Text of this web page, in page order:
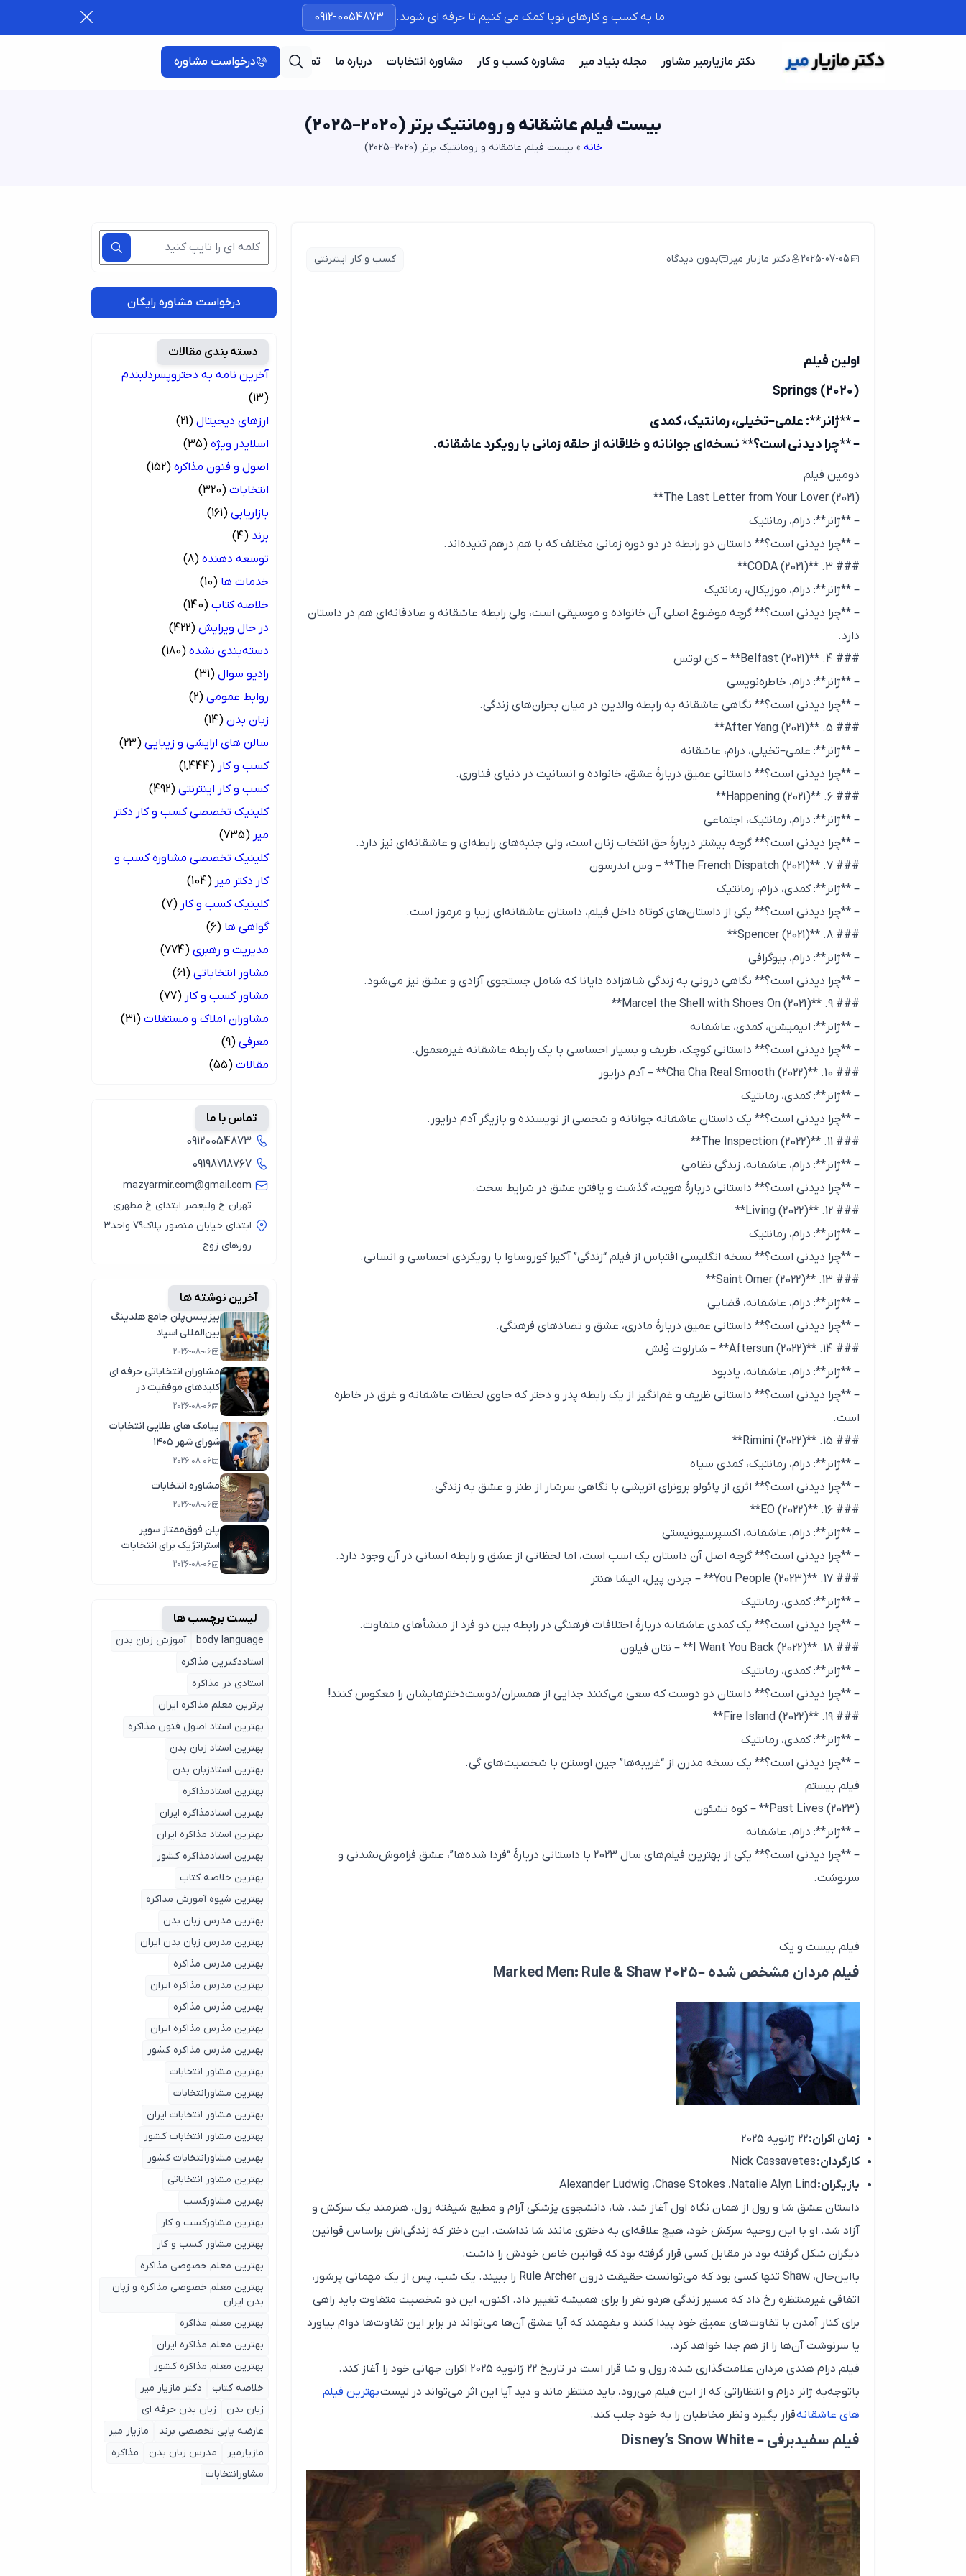
ما به کسب و کارهای نوپا کمک می کنیم تا حرفه ای شوند. 0912-0054873
دکتر مازیارمیر مشاور مجله بنیاد میر مشاوره کسب و کار مشاوره انتخابات درباره ما تماس با ما درخواست مشاوره
بیست فیلم عاشقانه و رومانتیک برتر (2020–2025)
خانه » بیست فیلم عاشقانه و رومانتیک برتر (2020–2025)
2025-07-05 دکتر مازیار میر بدون دیدگاه کسب و کار اینترنتی
اولین فیلم
– **ژانر**: علمی–تخیلی، رمانتیک، کمدی
– **چرا دیدنی است؟** نسخه‌ای جوانانه و خلاقانه از حلقه زمانی با رویکرد عاشقانه.
دومین فیلم
The Last Letter from Your Lover (2021)**
– **ژانر**: درام، رمانتیک
– **چرا دیدنی است؟** داستان دو رابطه در دو دوره زمانی مختلف که با هم درهم تنیده‌اند.
### 3. **CODA (2021)**
– **ژانر**: درام، موزیکال، رمانتیک
– **چرا دیدنی است؟** گرچه موضوع اصلی آن خانواده و موسیقی است، ولی رابطه عاشقانه و صادقانه‌ای هم در داستان
دارد.
### 4. **Belfast (2021)** – کن لوتس
– **ژانر**: درام، خاطره‌نویسی
– **چرا دیدنی است؟** نگاهی عاشقانه به رابطه والدین در میان بحران‌های زندگی.
### 5. **After Yang (2021)**
– **ژانر**: علمی–تخیلی، درام، عاشقانه
– **چرا دیدنی است؟** داستانی عمیق دربارهٔ عشق، خانواده و انسانیت در دنیای فناوری.
### 6. **Happening (2021)**
– **ژانر**: درام، رمانتیک، اجتماعی
– **چرا دیدنی است؟** گرچه بیشتر دربارهٔ حق انتخاب زنان است، ولی جنبه‌های رابطه‌ای و عاشقانه‌ای نیز دارد.
### 7. **The French Dispatch (2021)** – وس اندرسون
– **ژانر**: کمدی، درام، رمانتیک
– **چرا دیدنی است؟** یکی از داستان‌های کوتاه داخل فیلم، داستان عاشقانه‌ای زیبا و مرموز است.
### 8. **Spencer (2021)**
– **ژانر**: درام، بیوگرافی
– **چرا دیدنی است؟** نگاهی درونی به زندگی شاهزاده دایانا که شامل جستجوی آزادی و عشق نیز می‌شود.
### 9. **Marcel the Shell with Shoes On (2021)**
– **ژانر**: انیمیشن، کمدی، عاشقانه
– **چرا دیدنی است؟** داستانی کوچک، ظریف و بسیار احساسی با یک رابطه عاشقانه غیرمعمول.
### 10. **Cha Cha Real Smooth (2022)** – آدم درایور
– **ژانر**: کمدی، رمانتیک
– **چرا دیدنی است؟** یک داستان عاشقانه جوانانه و شخصی از نویسنده و بازیگر آدم درایور.
### 11. **The Inspection (2022)**
– **ژانر**: درام، عاشقانه، زندگی نظامی
– **چرا دیدنی است؟** داستانی دربارهٔ هویت، گذشت و یافتن عشق در شرایط سخت.
### 12. **Living (2022)**
– **ژانر**: درام، رمانتیک
– **چرا دیدنی است؟** نسخه انگلیسی اقتباس از فیلم “زندگی” آکیرا کوروساوا با رویکردی احساسی و انسانی.
### 13. **Saint Omer (2022)**
– **ژانر**: درام، عاشقانه، قضایی
– **چرا دیدنی است؟** داستانی عمیق دربارهٔ مادری، عشق و تضادهای فرهنگی.
### 14. **Aftersun (2022)** – شارلوت وُلش
– **ژانر**: درام، عاشقانه، یادبود
– **چرا دیدنی است؟** داستانی ظریف و غم‌انگیز از یک رابطه پدر و دختر که حاوی لحظات عاشقانه و غرق در خاطره
است.
### 15. **Rimini (2022)**
– **ژانر**: درام، رمانتیک، کمدی سیاه
– **چرا دیدنی است؟** اثری از پائولو برونرای اتریشی با نگاهی سرشار از طنز و عشق به زندگی.
### 16. **EO (2022)**
– **ژانر**: درام، عاشقانه، اکسپرسیونیستی
– **چرا دیدنی است؟** گرچه اصل آن داستان یک اسب است، اما لحظاتی از عشق و رابطه انسانی در آن وجود دارد.
### 17. **You People (2023)** – جردن پیل، الیشا هنتر
– **ژانر**: کمدی، رمانتیک
– **چرا دیدنی است؟** یک کمدی عاشقانه دربارهٔ اختلافات فرهنگی در رابطه بین دو فرد از منشأهای متفاوت.
### 18. **I Want You Back (2022)** – نتان فیلون
– **ژانر**: کمدی، رمانتیک
– **چرا دیدنی است؟** داستان دو دوست که سعی می‌کنند جدایی از همسران/دوست‌دخترهایشان را معکوس کنند!
### 19. **Fire Island (2022)**
– **ژانر**: کمدی، رمانتیک
– **چرا دیدنی است؟** یک نسخه مدرن از “غریبه‌ها” جین اوستن با شخصیت‌های گی.
فیلم بیستم
Past Lives (2023)** – کوه تشئون
– **ژانر**: درام، عاشقانه
– **چرا دیدنی است؟** یکی از بهترین فیلم‌های سال 2023 با داستانی دربارهٔ “فردا شده‌ها”، عشق فراموش‌نشدنی و
سرنوشت.
فیلم بیست و یک
فیلم مردان مشخص شده –Marked Men: Rule & Shaw 2025
زمان اکران:22 ژانویه 2025
کارگردان:Nick Cassavetes
بازیگران:
داستان عشق شا و رول از همان نگاه اول آغاز شد. شا، دانشجوی پزشکی آرام و مطیع شیفته رول، هنرمند یک سرکش و
آزاد شد. او با این روحیه سرکش خود، هیچ علاقه‌ای به دختری مانند شا نداشت. این دختر که زندگی‌اش براساس قوانین
دیگران شکل گرفته بود در مقابل کسی قرار گرفته بود که قوانین خاص خودش را داشت.
بااین‌حال، Shaw تنها کسی بود که می‌توانست حقیقت درون Rule Archer را ببیند. یک شب، پس از یک مهمانی پرشور،
اتفاقی غیرمنتظره رخ داد که مسیر زندگی هردو نفر را برای همیشه تغییر داد. اکنون، این دو شخصیت متفاوت باید راهی
برای کنار آمدن با تفاوت‌های عمیق خود پیدا کنند و بفهمند که آیا عشق آن‌ها می‌تواند در برابر این تفاوت‌ها دوام بیاورد
یا سرنوشت آن‌ها را از هم جدا خواهد کرد.
فیلم درام هندی مردان علامت‌گذاری شده: رول و شا قرار است در تاریخ 22 ژانویه 2025 اکران جهانی خود را آغاز کند.
باتوجه‌به ژانر درام و انتظاراتی که از این فیلم می‌رود، باید منتظر ماند و دید آیا این اثر می‌تواند در لیستبهترین فیلم
های عاشقانهقرار بگیرد و نظر مخاطبان را به خود جلب کند.
فیلم سفیدبرفی – Disney’s Snow White
درخواست مشاوره رایگان
دسته بندی مقالات
آخرین نامه به دختروپسردلبندم
(13)
ارزهای دیجیتال (21)
اسلایدر ویژه (35)
اصول و فنون مذاکره (152)
انتخابات (320)
بازاریابی (161)
برند (4)
توسعه دهنده (8)
خدمات ها (10)
خلاصه کتاب (140)
در حال ویرایش (422)
دسته‌بندی نشده (180)
رادیو سوال (31)
روابط عمومی (2)
زبان بدن (14)
سالن های ارایشی و زیبایی (23)
کسب و کار (1,444)
کسب و کار اینترنتی (492)
کلینیک تخصصی کسب و کار دکتر
میر (735)
کلینیک تخصصی مشاوره کسب و
کار دکتر میر (104)
کلینیک کسب و کار (7)
گواهی ها (6)
مدیریت و رهبری (774)
مشاور انتخاباتی (61)
مشاور کسب و کار (77)
مشاوران املاک و مستغلات (31)
معرفی (9)
مقالات (55)
تماس با ما
09120054873
09198718767
mazyarmir.com@gmail.com
تهران خ ولیعصر ابتدای خ مطهری
ابتدای خیابان منصور پلاک79 واحد3
روزهای زوج
آخرین نوشته ها
بیزینس‌پلن جامع هلدینگ
بین‌المللی اسپاد
2026-08-06
مشاوران انتخاباتی حرفه ای
کلیدهای موفقیت در
انتخابات سال1404
2026-08-06
پیامک های طلایی انتخابات
شورای شهر ۱۴۰۵
2026-08-06
مشاوره انتخابات
2026-08-06
پلن فوق‌ممتاز سوپر
استراتژیک برای انتخابات
2026-08-06
لیست برچسب ها
body language
آموزش زبان بدن
استاددکترین مذاکره
استادی در مذاکره
برترین معلم مذاکره ایران
بهترین استاد اصول ‌فنون مذاکره
بهترین استاد زبان بدن
بهترین استادزبان بدن
بهترین استادمذاکره
بهترین استادمذاکره ایران
بهترین استاد مذاکره ایران
بهترین استادمذاکره کشور
بهترین خلاصه کتاب
بهترین شیوه آمورش مذاکره
بهترین مدرس زبان بدن
بهترین مدرس زبان بدن ایران
بهترین مدرس مذاکره
بهترین مدرس مذاکره ایران
بهترین مذرس مذاکره
بهترین مذرس مذاکره ایران
بهترین مذرس مذاکره کشور
بهترین مشاور انتخابات
بهترین مشاورانتخابات
بهترین مشاور انتخابات ایران
بهترین مشاور انتخابات کشور
بهترین مشاورانتخابات کشور
بهترین مشاور انتخاباتی
بهترین مشاورکسب
بهترین مشاورکسب و کار
بهترین مشاور کسب و کار
بهترین معلم خصوصی مذاکره
بهترین معلم خصوصی مذاکره و زبان
بدن ایران
بهترین معلم مذاکره
بهترین معلم مذاکره ایران
بهترین معلم مذاکره کشور
خلاصه کتاب
دکتر مازیار میر
زبان بدن
زبان بدن حرفه ای
عارضه یابی تخصصی برند
مازیار میر
مازیارمیر
مدرس زبان بدن
مذاکره
مشاورانتخابات